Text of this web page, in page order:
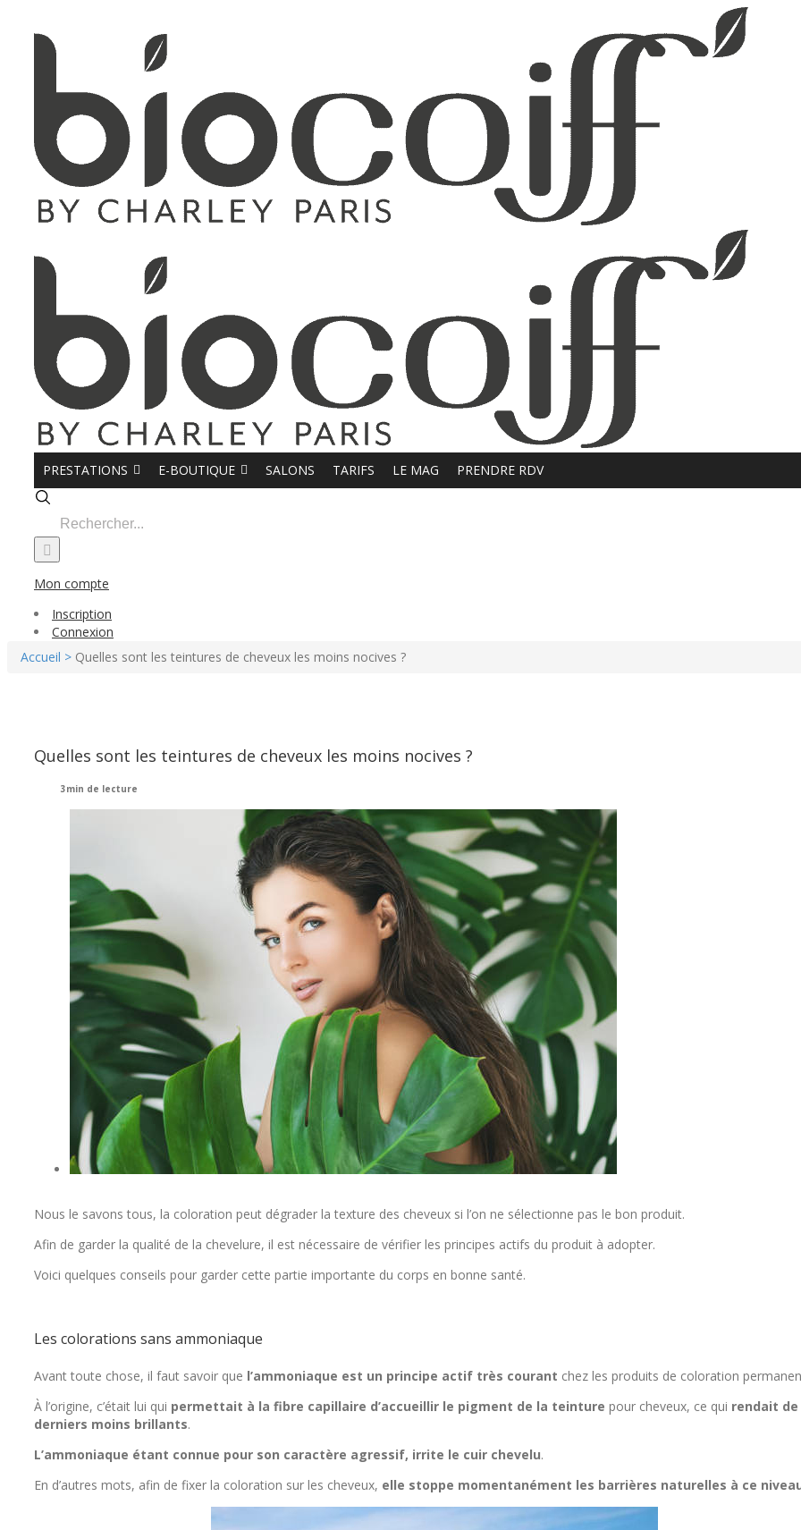
PRESTATIONS E-BOUTIQUE SALONS TARIFS LE MAG PRENDRE RDV
Search
for:
Mon compte
Inscription
Connexion
Accueil > Quelles sont les teintures de cheveux les moins nocives ?
Quelles sont les teintures de cheveux les moins nocives ?
3min de lecture
Nous le savons tous, la coloration peut dégrader la texture des cheveux si l’on ne sélectionne pas le bon produit.
Afin de garder la qualité de la chevelure, il est nécessaire de vérifier les principes actifs du produit à adopter.
Voici quelques conseils pour garder cette partie importante du corps en bonne santé.
Les colorations sans ammoniaque
Avant toute chose, il faut savoir que l’ammoniaque est un principe actif très courant chez les produits de coloration
À l’origine, c’était lui qui permettait à la fibre capillaire d’accueillir le pigment de la teinture pour cheveux, ce qui rendait de
derniers moins brillants.
L’ammoniaque étant connue pour son caractère agressif, irrite le cuir chevelu.
En d’autres mots, afin de fixer la coloration sur les cheveux, elle stoppe momentanément les barrières naturelles à ce